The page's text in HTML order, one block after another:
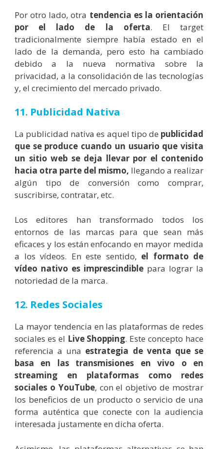
Por otro lado, otra tendencia es la orientación
por el lado de la oferta. El target
tradicionalmente siempre había estado en el
lado de la demanda, pero esto ha cambiado
debido a la nueva normativa sobre la
privacidad, a la consolidación de las tecnologías
y, el crecimiento del mercado privado.
11. Publicidad Nativa
La publicidad nativa es aquel tipo de publicidad
que se produce cuando un usuario que visita
un sitio web se deja llevar por el contenido
hacia otra parte del mismo, llegando a realizar
algún tipo de conversión como comprar,
suscribirse, contratar, etc.
Los editores han transformado todos los
entornos de las marcas para que sean más
eficaces y los están enfocando en mayor medida
a los vídeos. En este sentido, el formato de
vídeo nativo es imprescindible para lograr la
notoriedad de la marca.
12. Redes Sociales
La mayor tendencia en las plataformas de redes
sociales es el Live Shopping. Este concepto hace
referencia a una estrategia de venta que se
basa en las transmisiones en vivo o en
streaming en plataformas como redes
sociales o YouTube, con el objetivo de mostrar
los beneficios de un producto o servicio de una
forma auténtica que conecte con la audiencia
interesada justamente en dicha oferta.